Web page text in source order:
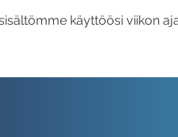
käyttöösi viikon